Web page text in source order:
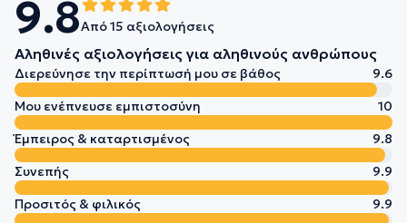
9.8Από 15 αξιολογήσεις
Αληθινές αξιολογήσεις για αληθινούς ανθρώπους
Διερεύνησε την περίπτωσή μου σε βάθος
9.6
Μου ενέπνευσε εμπιστοσύνη
10
Έμπειρος & καταρτισμένος
9.8
Συνεπής
9.9
Προσιτός & φιλικός
9.9